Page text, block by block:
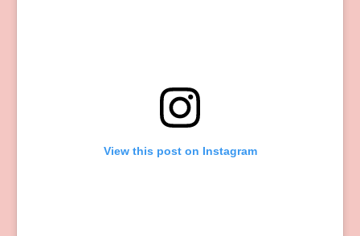
View this post on Instagram